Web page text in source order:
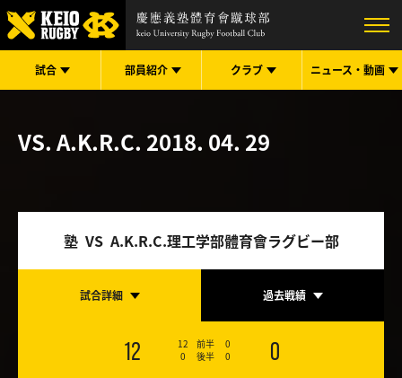
試合 部員紹介 クラブ ニュース・ 動画
VS. A.K.R.C. 2018. 04. 29
塾 VS A.K.R.C.理工学部體育會ラグビー部
試合詳細 過去戦績
12 12 前半
0
0
後半 0 0